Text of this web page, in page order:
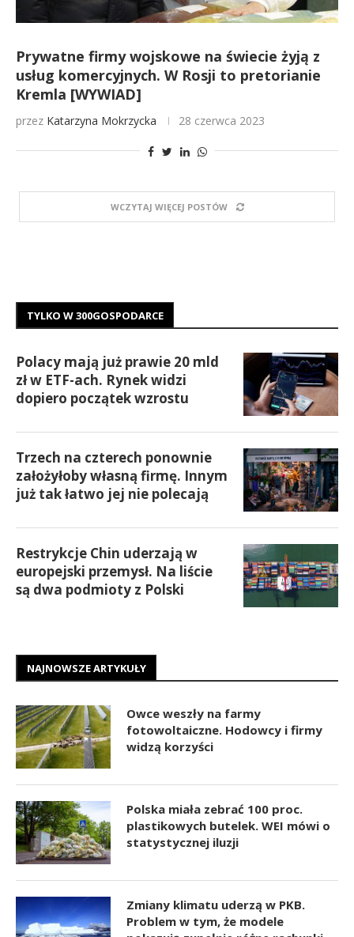
Prywatne firmy wojskowe na świecie żyją z
usług komercyjnych. W Rosji to pretorianie
Kremla [WYWIAD]
przez Katarzyna Mokrzycka 28 czerwca 2023
WCZYTAJ WIĘCEJ POSTÓW
TYLKO W 300GOSPODARCE
Polacy mają już prawie 20 mld
zł w ETF-ach. Rynek widzi
dopiero początek wzrostu
Trzech na czterech ponownie
założyłoby własną firmę. Innym
już tak łatwo jej nie polecają
Restrykcje Chin uderzają w
europejski przemysł. Na liście
są dwa podmioty z Polski
NAJNOWSZE ARTYKUŁY
Owce weszły na farmy
fotowoltaiczne. Hodowcy i firmy
widzą korzyści
Polska miała zebrać 100 proc.
plastikowych butelek. WEI mówi o
statystycznej iluzji
Zmiany klimatu uderzą w PKB.
Problem w tym, że modele